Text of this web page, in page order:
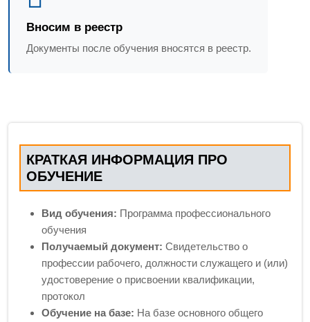
Вносим в реестр
Документы после обучения вносятся в реестр.
КРАТКАЯ ИНФОРМАЦИЯ ПРО
ОБУЧЕНИЕ
Вид обучения: Программа профессионального
обучения
Получаемый документ: Свидетельство о
профессии рабочего, должности служащего и (или)
удостоверение о присвоении квалификации,
протокол
Обучение на базе: На базе основного общего